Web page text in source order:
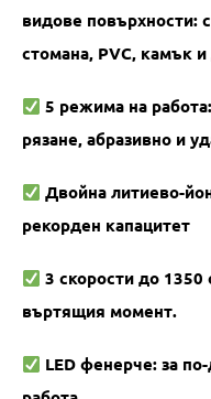
видове повърхности:
стомана, PVC, камък
5 режима на
рязане, абразивно и
Двойна литиево-
рекорден капацитет
3 скорости до
въртящия момент.
LED фенерче: за